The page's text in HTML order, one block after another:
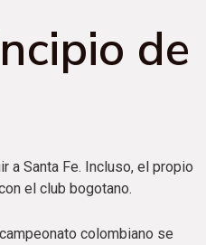
de
a Santa Fe. Incluso, el propio
el club bogotano.
colombiano se